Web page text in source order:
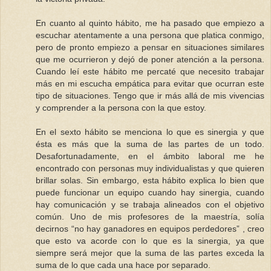
En cuanto al quinto hábito, me ha pasado que empiezo a
escuchar atentamente a una persona que platica conmigo,
pero de pronto empiezo a pensar en situaciones similares
que me ocurrieron y dejó de poner atención a la persona.
Cuando leí este hábito me percaté que necesito trabajar
más en mi escucha empática para evitar que ocurran este
tipo de situaciones. Tengo que ir más allá de mis vivencias
y comprender a la persona con la que estoy.
En el sexto hábito se menciona lo que es sinergia y que
ésta es más que la suma de las partes de un todo.
Desafortunadamente, en el ámbito laboral me he
encontrado con personas muy individualistas y que quieren
brillar solas. Sin embargo, esta hábito explica lo bien que
puede funcionar un equipo cuando hay sinergia, cuando
hay comunicación y se trabaja alineados con el objetivo
común. Uno de mis profesores de la maestría, solía
decirnos “no hay ganadores en equipos perdedores” , creo
que esto va acorde con lo que es la sinergia, ya que
siempre será mejor que la suma de las partes exceda la
suma de lo que cada una hace por separado.